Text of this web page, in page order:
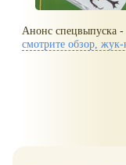
Анонс спецвыпуска -
смотрите обзор, жук-